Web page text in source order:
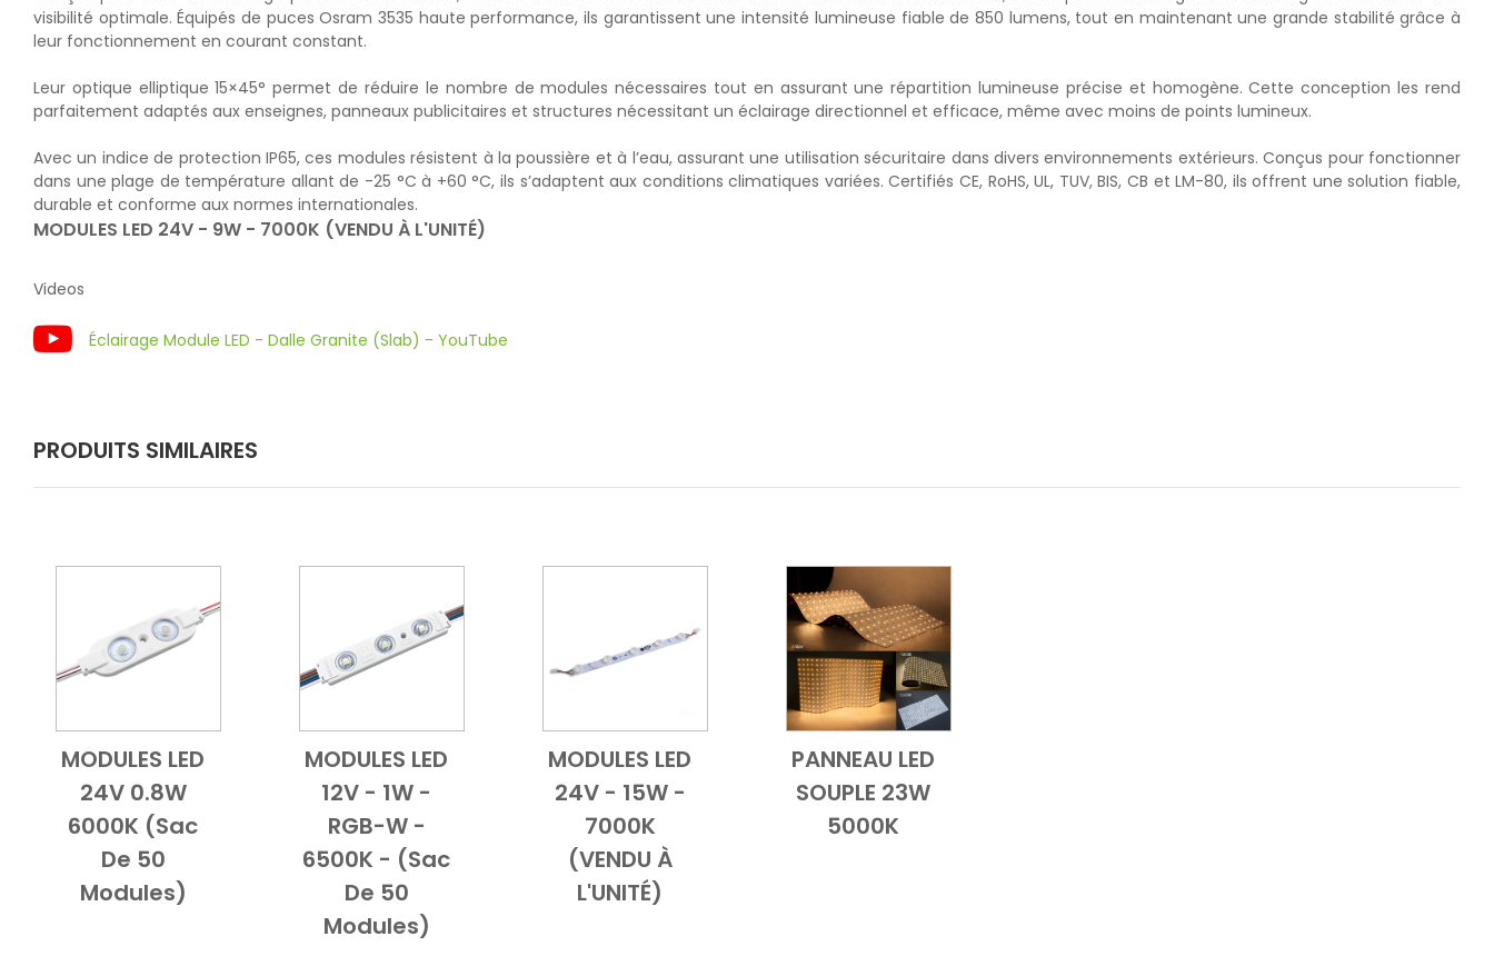
visibilité optimale. Équipés de puces Osram 3535 haute performance, ils garantissent une intensité lumineuse fiable de 850 lumens, tout en maintenant une grande stabilité grâce à
leur fonctionnement en courant constant.
Leur optique elliptique 15×45° permet de réduire le nombre de modules nécessaires tout en assurant une répartition lumineuse précise et homogène. Cette conception les rend
parfaitement adaptés aux enseignes, panneaux publicitaires et structures nécessitant un éclairage directionnel et efficace, même avec moins de points lumineux.
Avec un indice de protection IP65, ces modules résistent à la poussière et à l’eau, assurant une utilisation sécuritaire dans divers environnements extérieurs. Conçus pour fonctionner
dans une plage de température allant de -25 °C à +60 °C, ils s’adaptent aux conditions climatiques variées. Certifiés CE, RoHS, UL, TUV, BIS, CB et LM-80, ils offrent une solution fiable,
durable et conforme aux normes internationales.
MODULES LED 24V - 9W - 7000K (VENDU À L'UNITÉ)
Videos
Éclairage Module LED - Dalle Granite (Slab) - YouTube
PRODUITS SIMILAIRES
Add to CartVue d'ensemble
MODULES LED
24V 0.8W
6000K (Sac
De 50
Modules)
Add to CartVue d'ensemble
MODULES LED
12V - 1W -
RGB-W -
6500K - (Sac
De 50
Modules)
Add to CartVue d'ensemble
MODULES LED
24V - 15W -
7000K
(VENDU À
L'UNITÉ)
Add to CartVue d'ensemble
PANNEAU LED
SOUPLE 23W
5000K